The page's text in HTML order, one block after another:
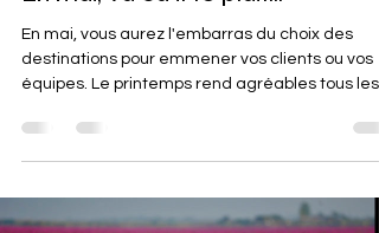
En mai, va où il te plait...
En mai, vous aurez l'embarras du choix des
équipes. Le printemps rend agréables tous